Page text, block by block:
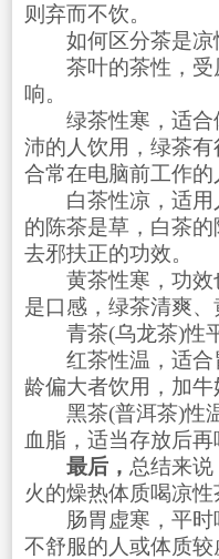
则弃而不饮。
如何区分茶是凉
茶叶的茶性，受
响。
绿茶性寒，适合
沛的人饮用，绿茶
合常在电脑前工作的
白茶性凉，适用
的陈茶是草，白茶
去邪扶正的功效。
黄茶性寒，功效
是口感，绿茶清爽、
青茶(乌龙茶)性平
红茶性温，适合
龄偏大者饮用，加牛
黑茶(普洱茶)性温
血脂，适当存放后再
最后， 总结来
火的燥热体质喝凉性
肠胃虚寒，平时
不舒服的人或体质